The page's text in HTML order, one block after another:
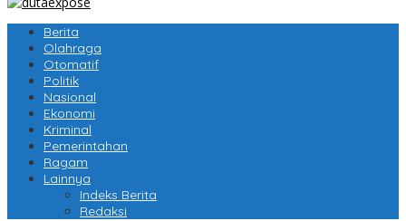
Berita
Olahraga
Otomatif
Politik
Nasional
Ekonomi
Kriminal
Pemerintahan
Ragam
Lainnya
Indeks Berita
Redaksi